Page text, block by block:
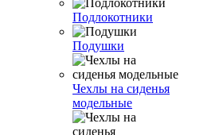
Подлокотники
Подушки
Чехлы на сиденья
модельные